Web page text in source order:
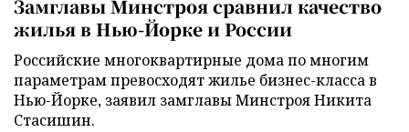
Замглавы Минстроя сравнил качество
жилья в Нью-Йорке и России
Российские многоквартирные дома по многим
параметрам превосходят жилье бизнес-класса в
Нью-Йорке, заявил замглавы Минстроя Никита
Стасишин.